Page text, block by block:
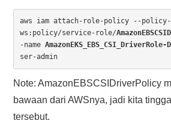
aws iam attach-role-policy --policy-
ws:policy/service-role/
-name AmazonEKS_EBS_CSI_DriverRole-
ser-admin
Note: AmazonEBSCSIDriverPolicy
bawaan dari AWSnya, jadi kita
tersebut.